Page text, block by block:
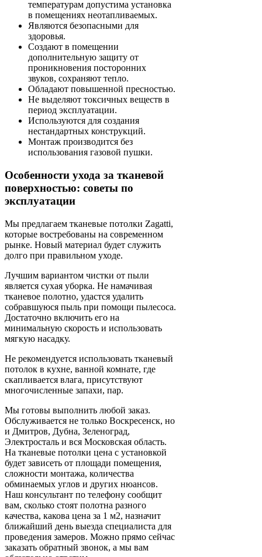
температурам допустима установка
в помещениях неотапливаемых.
Являются безопасными для
здоровья.
Создают в помещении
дополнительную защиту от
проникновения посторонних
звуков, сохраняют тепло.
Обладают повышенной пресностью.
Не выделяют токсичных веществ в
период эксплуатации.
Используются для создания
нестандартных конструкций.
Монтаж производится без
использования газовой пушки.
Особенности ухода за тканевой
поверхностью: советы по
эксплуатации
Мы предлагаем тканевые потолки Zagatti,
которые востребованы на современном
рынке. Новый материал будет служить
долго при правильном уходе.
Лучшим вариантом чистки от пыли
является сухая уборка. Не намачивая
тканевое полотно, удастся удалить
собравшуюся пыль при помощи пылесоса.
Достаточно включить его на
минимальную скорость и использовать
мягкую насадку.
Не рекомендуется использовать тканевый
потолок в кухне, ванной комнате, где
скапливается влага, присутствуют
многочисленные запахи, пар.
Мы готовы выполнить любой заказ.
Обслуживается не только Воскресенск, но
и Дмитров, Дубна, Зеленоград,
Электросталь и вся Московская область.
На тканевые потолки цена с установкой
будет зависеть от площади помещения,
сложности монтажа, количества
обминаемых углов и других нюансов.
Наш консультант по телефону сообщит
вам, сколько стоят полотна разного
качества, какова цена за 1 м2, назначит
ближайший день выезда специалиста для
проведения замеров. Можно прямо сейчас
заказать обратный звонок, а мы вам